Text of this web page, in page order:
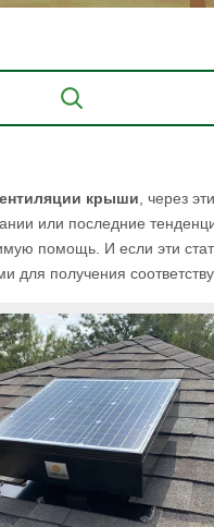
крыши , через
или последние
помощь. И если эти
для получения